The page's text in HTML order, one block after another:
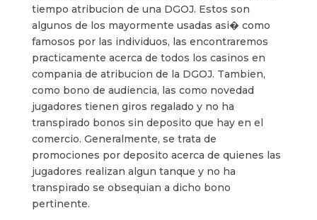
tiempo atribucion de una DGOJ. Estos son
algunos de los mayormente usadas asi� como
famosos por las individuos, las encontraremos
practicamente acerca de todos los casinos en
compania de atribucion de la DGOJ. Tambien,
como bono de audiencia, las como novedad
jugadores tienen giros regalado y no ha
transpirado bonos sin deposito que hay en el
comercio. Generalmente, se trata de
promociones por deposito acerca de quienes las
jugadores realizan algun tanque y no ha
transpirado se obsequian a dicho bono
pertinente.